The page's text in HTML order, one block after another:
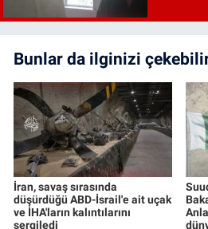
Bunlar da ilginizi
İran, savaş sırasında
düşürdüğü ABD-İsrail'e ait uçak
ve İHA'ların kalıntılarını
sergiledi